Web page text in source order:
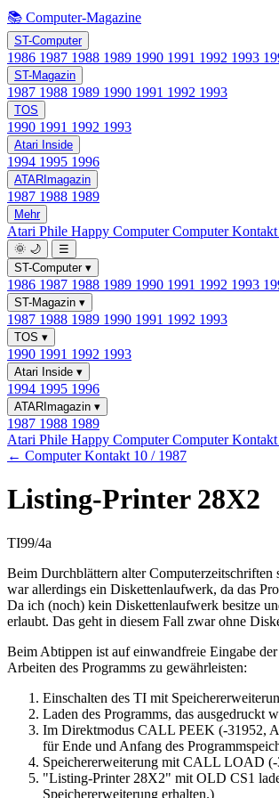
📚 Computer-Magazine
ST-Computer
1986 1987 1988 1989 1990 1991 1992 1993
ST-Magazin
1987 1988 1989 1990 1991 1992 1993
TOS
1990 1991 1992 1993
Atari Inside
1994 1995 1996
ATARImagazin
1987 1988 1989
Mehr
Atari Phile Happy ComputerComputer Kontakt
🌞 🌙
☰
ST-Computer ▾
1986 1987 1988 1989 1990 1991 1992 1993
ST-Magazin ▾
1987 1988 1989 1990 1991 1992 1993
TOS ▾
1990 1991 1992 1993
Atari Inside ▾
1994 1995 1996
ATARImagazin ▾
1987 1988 1989
Atari Phile Happy ComputerComputer Kontakt
← Computer Kontakt 10 / 1987
Listing-Printer 28X2
TI99/4a
Beim Durchblättern alter
war allerdings ein Diskettenlaufwerk, da das
Da ich (noch) kein Diskettenlaufwerk besitze
erlaubt. Das geht in diesem Fall zwar ohne
Beim Abtippen ist auf einwandfreie Eingabe
Arbeiten des Programms zu gewährleisten:
Einschalten des TI mit
Laden des Programms, das ausgedruckt
Im Direktmodus CALL PEEK (-31952,
für Ende und Anfang des
Speichererweiterung mit CALL LOAD (-
"Listing-Printer 28X2" mit OLD CS1
Speichererweiterung erhalten.)